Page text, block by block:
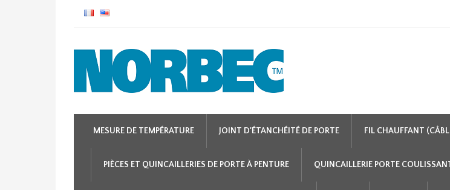
MESURE DE TEMPÉRATURE JOINT D'ÉTANCHÉITÉ DE PORTE FIL CHAUFFANT
PIÈCES ET QUINCAILLERIES DE PORTE À PENTURE QUINCAILLERIE PORTE